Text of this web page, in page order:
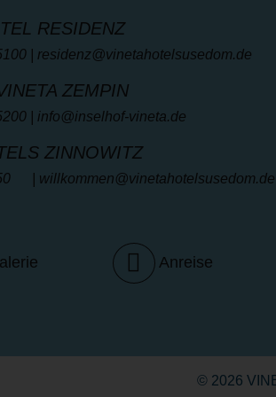
RESIDENZ
residenz@vinetahotelsusedom.de
ZEMPIN
info@inselhof-vineta.de
ZINNOWITZ
| willkommen@vinetahotelsusedom.de
Anreise
© 2026